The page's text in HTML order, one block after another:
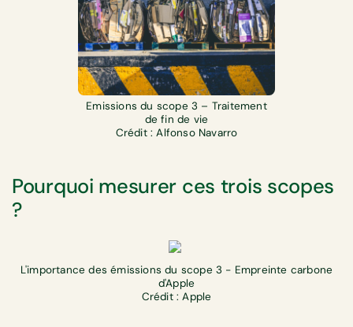
Emissions du scope 3 – Traitement
de fin de vie
Crédit : Alfonso Navarro
Pourquoi mesurer ces trois scopes
?
L'importance des émissions du scope 3 - Empreinte carbone
d'Apple
Crédit : Apple